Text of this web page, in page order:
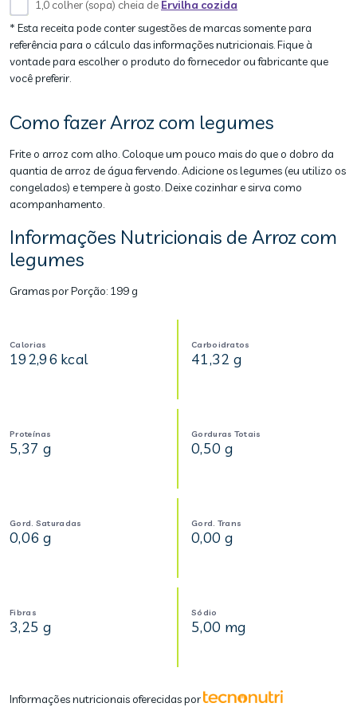
1,0 colher (sopa) cheia de Ervilha cozida
* Esta receita pode conter sugestões de marcas somente para
referência para o cálculo das informações nutricionais. Fique à
vontade para escolher o produto do fornecedor ou fabricante que
você preferir.
Como fazer Arroz com legumes
Frite o arroz com alho. Coloque um pouco mais do que o dobro da
quantia de arroz de água fervendo. Adicione os legumes (eu utilizo os
congelados) e tempere à gosto. Deixe cozinhar e sirva como
acompanhamento.
Informações Nutricionais de Arroz com
legumes
Gramas por Porção: 199 g
Calorias
192,96 kcal
Carboidratos
41,32 g
Proteínas
5,37 g
Gorduras Totais
0,50 g
Gord. Saturadas
0,06 g
Gord. Trans
0,00 g
Fibras
3,25 g
Sódio
5,00 mg
Informações nutricionais oferecidas por